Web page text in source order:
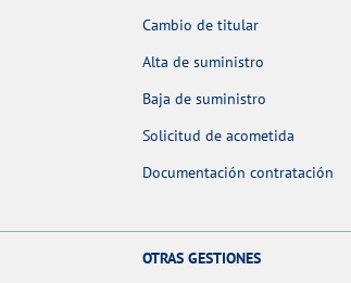
Cambio de titular
Alta de suministro
Baja de suministro
Solicitud de acometida
Documentación contratación
OTRAS GESTIONES